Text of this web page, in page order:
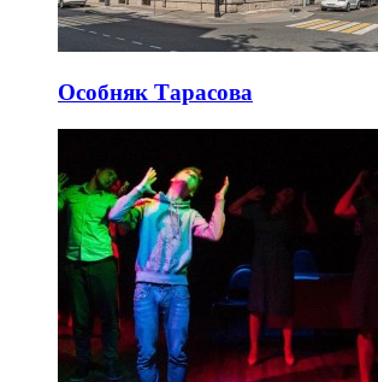
Особняк Тарасова